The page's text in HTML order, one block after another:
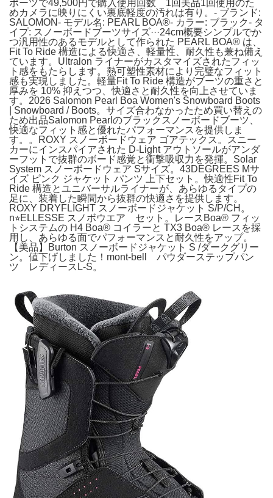
ポーツで49,500円で購入使用回数 1回美品1回使用のた
めカメラに映りにくい裏底軽度の汚れは有り。- ブランド:
SALOMON- モデル名: PEARL BOA®- カラー: ブラック- タ
イプ: スノーボードブーツサイズ···24cm概要シンプルでか
つ汎用性のあるモデルとして作られた PEARL BOA® は、
Fit To Ride 構造による快適さ、軽量性、耐久性も兼ね備え
ています。Ultralon ライナーがカスタマイズされたフィッ
ト感をもたらします。熱可塑性素材により完璧なフィット
感も実現しました。軽量Fit To Ride 構造がブーツの重さと
厚みを 10% 抑えつつ、快適さと耐久性を向上させていま
す。2026 Salomon Pearl Boa Women's Snowboard Boots
| Snowboard / Boots。サイズ合わなかったため買い替えの
ため出品Salomon Pearlのブラックスノーボードブーツ、
快適なフィット感と優れたパフォーマンスを提供しま
す。。ROXY スノーボードウェア ゴアテックス。スニー
カーにインスパイアされた D-Light アウトソールがアンダ
ーフットで抜群のボード感覚と衝撃吸収力を発揮。Solar
System スノーボードウェア Sサイズ。43DEGREES Mサ
イズ ピンク ジャケット パンツ 上下セット。快適性Fit To
Ride 構造とユニバーサルライナーが、あらゆるタイプの
足に、装着した瞬間から抜群の快適さを提供します。
ROXY DRYFLIGHT スノーボードジャケット S/P/CH。
n⭐︎ELLESSE スノボウエア セット。レースBoa® フィッ
トシステムの H4 Boa® コイラーと TX3 Boa® レースを採
用し、あらゆる面でパフォーマンスと耐久性をアップ。
【美品】Burton スノーボードジャケット S /ダークグリー
ン。値下げしました！mont-bell パウダーステップパン
ツ レディースL-S。